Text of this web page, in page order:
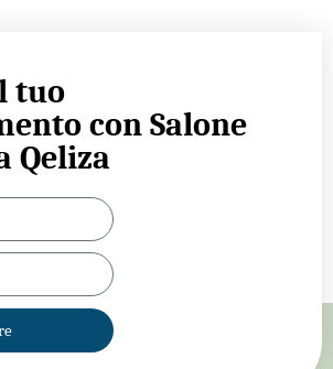
tuo
con Salone
Qeliza